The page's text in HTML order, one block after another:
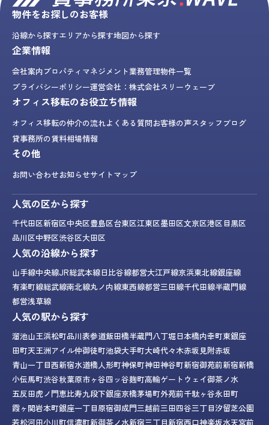
物件をお探しのお客様
沿線から探すエリアから探す地図から探す
企業情報
会社案内プロパティマネジメント業務管理物件一覧
プライバシーポリシー運営会社：株式会社スリーウェーブ
オフィス移転のお役立ち情報
オフィス移転の仲介の流れよくある質問お客様の声スタッフブログ
貸事務所の賃料相場情報
その他
お問い合わせお知らせサイトマップ
人気の区から探す
千代田区新宿区中央区豊島区台東区江東区墨田区文京区港区目黒区
品川区中野区渋谷区大田区
人気の沿線から探す
山手線中央線JR総武本線日比谷線都営大江戸線京浜東北線銀座線
有楽町線総武線南北線丸ノ内線東西線都営三田線千代田線半蔵門線
都営浅草線
人気の駅から探す
溜池山王浜松町品川表参道飯田橋半蔵門八丁堀日本橋内幸町東銀座
田町天王洲アイル仲御徒町池袋大手町大崎代々木赤坂見附赤坂
青山一丁目西新宿水道橋人形町神保町神田神谷町新宿御苑前新宿新橋
小伝馬町渋谷秋葉原市ヶ谷四ッ谷麹町高輪ゲートウェイ御茶ノ水
五反田虎ノ門恵比寿九段下銀座京橋茅場町外苑前千駄ヶ谷永田町
霞ヶ関岩本町銀座一丁目原宿御成門三越前三田四谷三丁目汐留芝公園
若松河田小川町信濃町新御茶ノ水新宿三丁目新宿西口神楽坂水天宮前